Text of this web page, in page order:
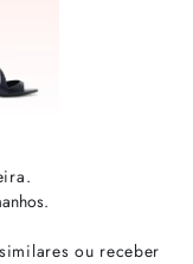
.
.
ou receber